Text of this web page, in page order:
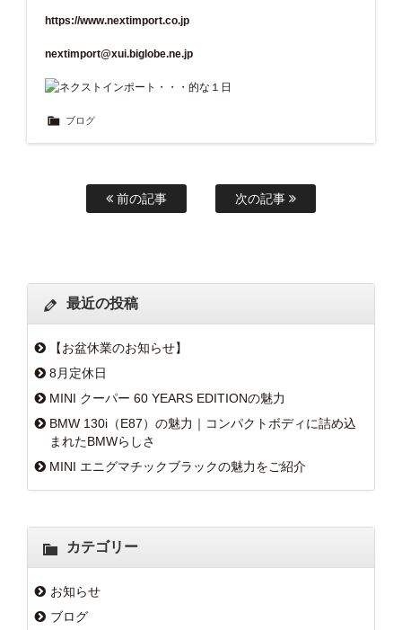
https://www.nextimport.co.jp
nextimport@xui.biglobe.ne.jp
ブログ
前の記事 次の記事
最近の投稿
【お盆休業のお知らせ】
8月定休日
MINI クーパー 60 YEARS EDITIONの魅力
BMW 130i（E87）の魅力｜コンパクトボディに詰め込
まれたBMWらしさ
MINI エニグマチックブラックの魅力をご紹介
カテゴリー
お知らせ
ブログ